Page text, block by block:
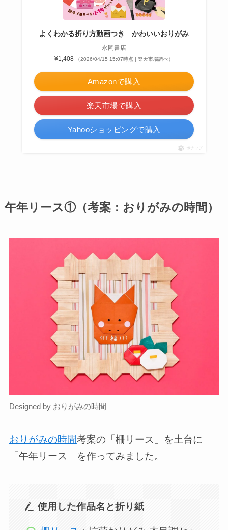
よくわかる折り方動画つき かわいいおりがみ
永岡書店
¥1,408
（2026/04/15 15:07時点 | 楽天市場調べ）
Amazonで購入
楽天市場で購入
Yahooショッピングで購入
ポチップ
午年リース①（考案：おりがみの時間）
Designed by おりがみの時間
おりがみの時間考案の「柵リース」を土台に
「午年リース」を作ってみました。
使用した作品名と折り紙